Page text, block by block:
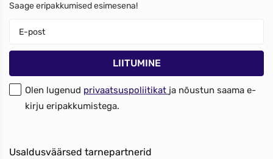
Saage eripakkumised esimesena!
Olen lugenud privaatsuspoliitikat ja nõustun saama e-
kirju eripakkumistega.
Usaldusväärsed tarnepartnerid